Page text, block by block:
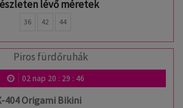
lévő méretek
36 42 44
02 nap 20 : 29 : 46
404 Origami Bikini